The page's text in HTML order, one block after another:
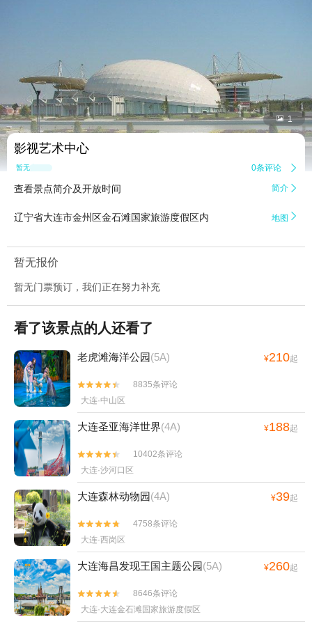
 1
影视艺术中心
暂无点评 0条评论 
查看景点简介及开放时间 简介 
辽宁省大连市金州区金石滩国家旅游度假区内 地图 
暂无报价
暂无门票预订，我们正在努力补充
看了该景点的人还看了
老虎滩海洋公园(5A) ¥210起


8835条评论
大连·中山区
大连圣亚海洋世界(4A) ¥188起


10402条评论
大连·沙河口区
大连森林动物园(4A) ¥39起


4758条评论
大连·西岗区
大连海昌发现王国主题公园(5A) ¥260起


8646条评论
大连·大连金石滩国家旅游度假区